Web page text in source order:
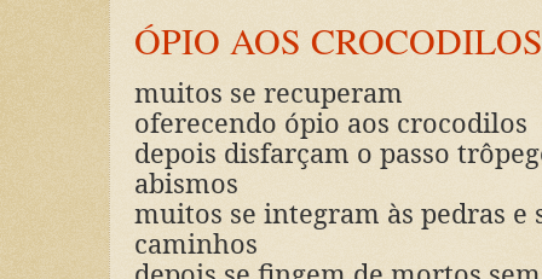
ÓPIO AOS CROCODILOS
muitos se recuperam
oferecendo ópio aos crocodilos
depois disfarçam o passo
abismos
muitos se integram às pedras e
caminhos